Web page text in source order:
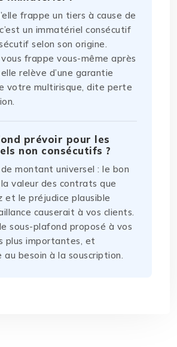
frappe un tiers à cause de
un immatériel consécutif
selon son origine.
vous frappe vous-même après
relève d’une garantie
votre multirisque, dite perte
prévoir pour les
non consécutifs ?
de montant universel : le bon
valeur des contrats que
et le préjudice plausible
causerait à vos clients.
sous-plafond proposé à vos
plus importantes, et
au besoin à la souscription.